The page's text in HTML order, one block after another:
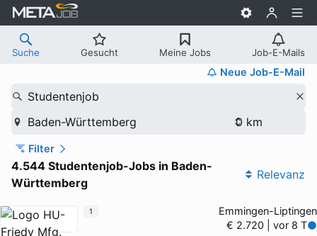
Suche Gesucht Meine Jobs Job-E-Mails
Neue Job-E-Mail
Studentenjob
Baden-Württemberg
Filter
4.544 Studentenjob-Jobs in Baden-
Württemberg
Relevanz
Emmingen-Liptingen
€ 2.720 | vor 8 T
1